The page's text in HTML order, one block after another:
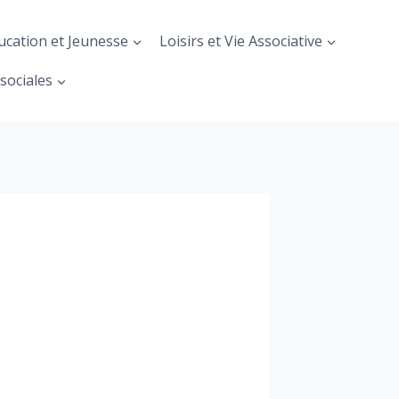
et Jeunesse Loisirs et Vie Associative